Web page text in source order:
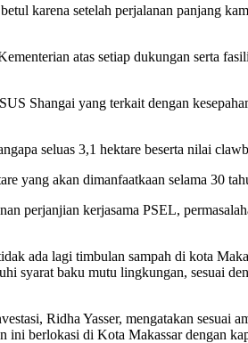
karena setelah perjalanan panjang
atas setiap dukungan serta
Shangai yang terkait dengan
seluas 3,1 hektare beserta nilai
yang akan dimanfaatkaan selama 30
perjanjian kerjasama PSEL,
ada lagi timbulan sampah di kota
syarat baku mutu lingkungan, sesuai
Ridha Yasser, mengatakan sesuai
berlokasi di Kota Makassar dengan